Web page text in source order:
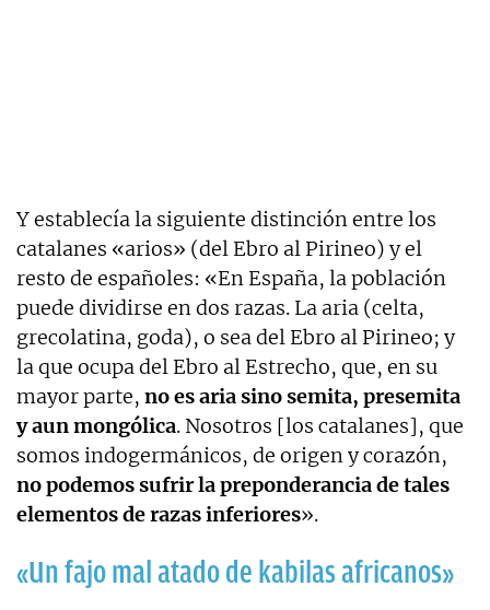
Y establecía la siguiente distinción entre los
catalanes «arios» (del Ebro al Pirineo) y el
resto de españoles: «En España, la población
puede dividirse en dos razas. La aria (celta,
grecolatina, goda), o sea del Ebro al Pirineo; y
la que ocupa del Ebro al Estrecho, que, en su
mayor parte, no es aria sino semita, presemita
y aun mongólica. Nosotros [los catalanes], que
somos indogermánicos, de origen y corazón,
no podemos sufrir la preponderancia de tales
elementos de razas inferiores».
«Un fajo mal atado de kabilas africanos»